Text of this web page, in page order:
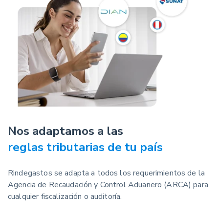
Nos adaptamos a las
reglas tributarias de tu país
Rindegastos se adapta a todos los requerimientos de la
Agencia de Recaudación y Control Aduanero (ARCA) para
cualquier fiscalización o auditoría.